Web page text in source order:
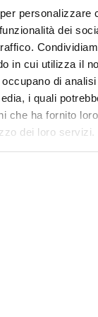
personalizzare
dei
in cui utilizza il
di analisi
i quali
che ha fornito
dei loro servizi.
€0,90